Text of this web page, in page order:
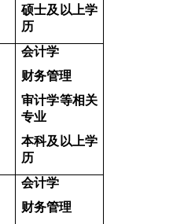
硕士及以上学
历
会计学
财务管理
审计学等相关
专业
本科及以上学
历
会计学
财务管理